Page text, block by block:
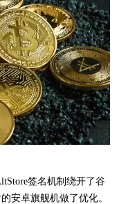
签名机制绕开了谷
安卓旗舰机做了优化。